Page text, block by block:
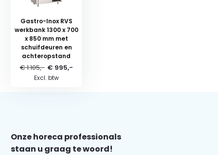
Gastro-Inox RVS
werkbank 1300 x 700
x 850 mm met
schuifdeuren en
achteropstand
€ 1.105,- € 995,-
Excl. btw
Onze horeca professionals
staan u graag te woord!